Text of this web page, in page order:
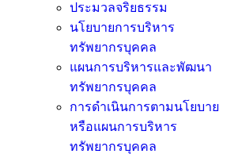
ประมวลจริยธรรม
นโยบายการบริหาร
ทรัพยากรบุคคล
แผนการบริหารและพัฒนา
ทรัพยากรบุคคล
การดำเนินการตามนโยบาย
หรือแผนการบริหาร
ทรัพยากรบุคคล